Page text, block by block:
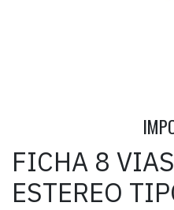
FICHA 8
ESTEREO